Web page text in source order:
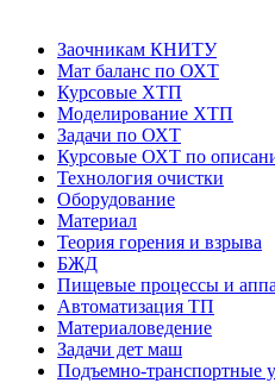
Заочникам КНИТУ
Мат баланс по ОХТ
Курсовые ХТП
Моделирование ХТП
Задачи по ОХТ
Курсовые ОХТ по
Технология очистки
Оборудование
Материал
Теория горения и взрыва
БЖД
Пищевые процессы и
Автоматизация ТП
Материаловедение
Задачи дет маш
Подъемно-транспортные